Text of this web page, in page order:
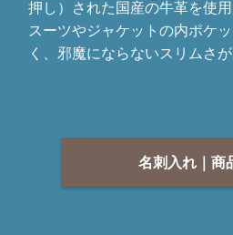
押し）された国産の牛革を使用
スーツやジャケットの内ポケ
く、邪魔にならないスリムさが
名刺入れ｜商